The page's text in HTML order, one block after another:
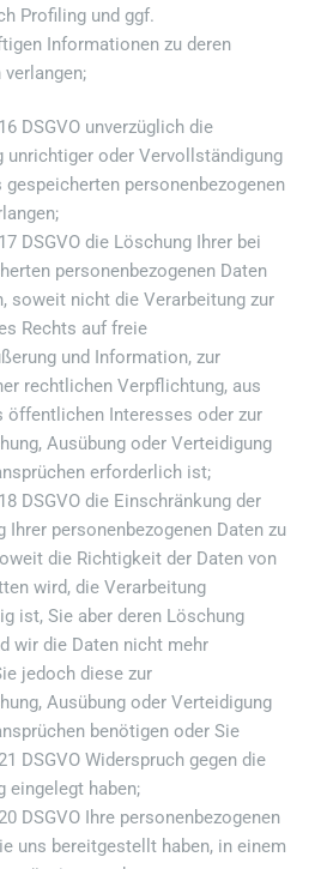
Profiling und ggf.
Informationen zu deren
DSGVO unverzüglich die
unrichtiger oder Vervollständigung
gespeicherten personenbezogenen
DSGVO die Löschung Ihrer bei
personenbezogenen Daten
soweit nicht die Verarbeitung zur
Rechts auf freie
und Information, zur
rechtlichen Verpflichtung, aus
öffentlichen Interesses oder zur
Ausübung oder Verteidigung
erforderlich ist;
DSGVO die Einschränkung der
Ihrer personenbezogenen Daten zu
die Richtigkeit der Daten von
wird, die Verarbeitung
ist, Sie aber deren Löschung
wir die Daten nicht mehr
jedoch diese zur
Ausübung oder Verteidigung
benötigen oder Sie
DSGVO Widerspruch gegen die
eingelegt haben;
DSGVO Ihre personenbezogenen
uns bereitgestellt haben, in einem